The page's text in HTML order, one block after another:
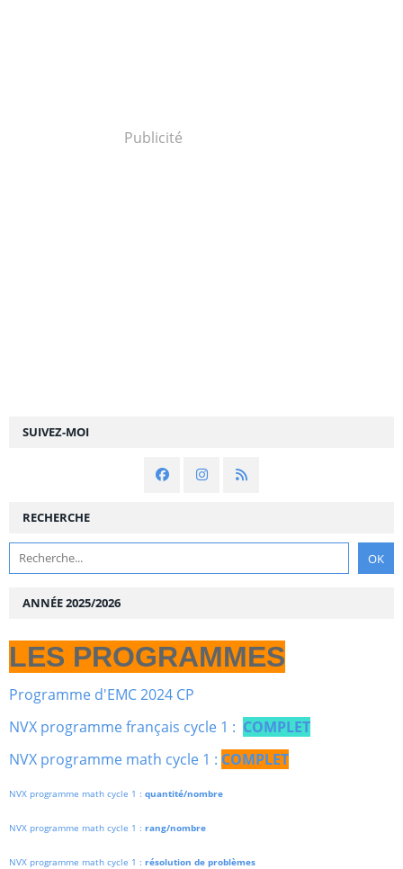
SUIVEZ-MOI
RECHERCHE
Publicité
ANNÉE 2025/2026
LES PROGRAMMES
Programme d'EMC 2024 CP
NVX programme français cycle 1 : COMPLET
NVX programme math cycle 1 : COMPLET
NVX programme math cycle 1 : quantité/nombre
NVX programme math cycle 1 : rang/nombre
NVX programme math cycle 1 : résolution de problèmes